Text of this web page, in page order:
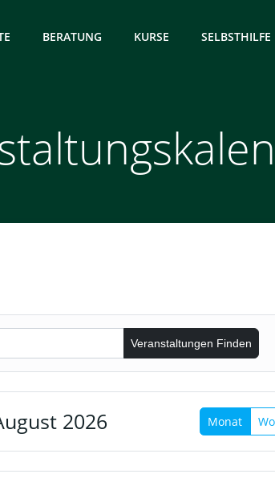
BERATUNG KURSE SELBSTHILFE
Veranstaltungen Finden
2026 Monat